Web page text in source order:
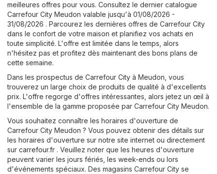
meilleures offres pour vous. Consultez le dernier catalogue
Carrefour City Meudon valable jusqu'à 01/08/2026 -
31/08/2026 . Parcourez les dernières offres de Carrefour City
dans le confort de votre maison et planifiez vos achats en
toute simplicité. L'offre est limitée dans le temps, alors
n'hésitez pas et profitez dès maintenant des bons plans de
cette semaine.
Dans les prospectus de Carrefour City à Meudon, vous
trouverez un large choix de produits de qualité à d'excellents
prix. L'offre regorge d'offres intéressantes, alors jetez un œil à
l'ensemble de la gamme proposée par Carrefour City Meudon.
Vous souhaitez connaître les horaires d'ouverture de
Carrefour City Meudon ? Vous pouvez obtenir des détails sur
les horaires d'ouverture sur notre site internet ou directement
sur carrefour.fr . Veuillez noter que les heures d'ouverture
peuvent varier les jours fériés, les week-ends ou lors
d'événements spéciaux. Des magasins Carrefour City se